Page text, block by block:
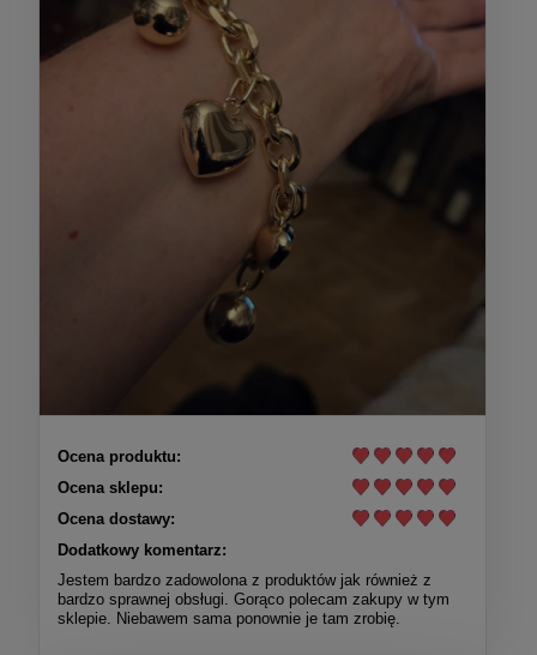
Ocena produktu:
Ocena sklepu:
Ocena dostawy:
Dodatkowy komentarz:
Jestem bardzo zadowolona z produktów jak również z
bardzo sprawnej obsługi. Gorąco polecam zakupy w tym
sklepie. Niebawem sama ponownie je tam zrobię.